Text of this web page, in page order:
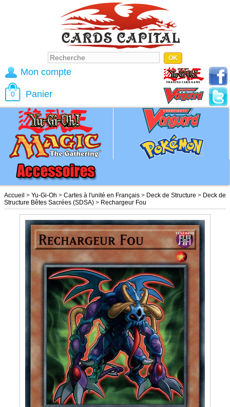
Accueil > Yu-Gi-Oh > Cartes à l'unité en Français > Deck de Structure > Deck de
Structure Bêtes Sacrées (SDSA) > Rechargeur Fou
Mon compte
0 Panier